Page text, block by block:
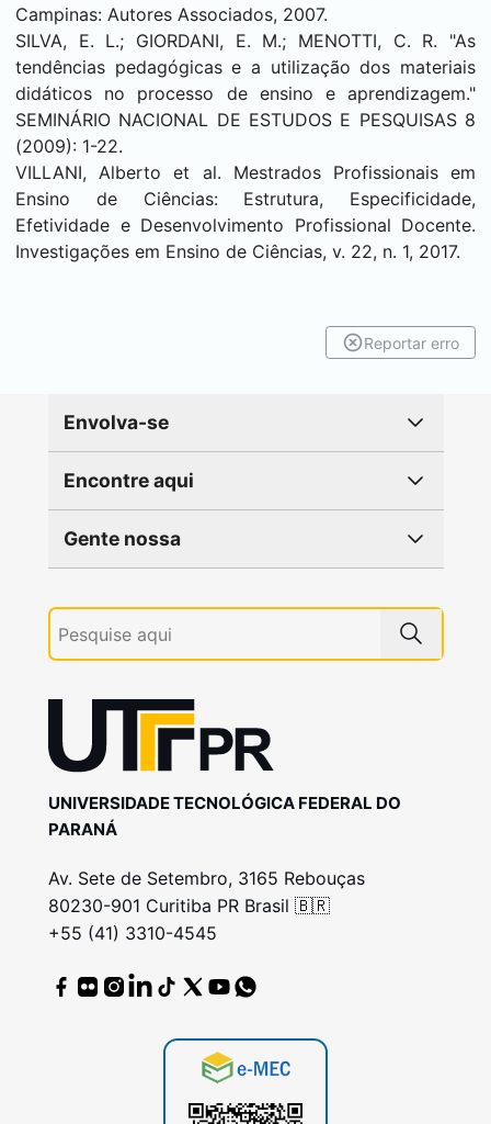
Campinas: Autores Associados, 2007.
SILVA, E. L.; GIORDANI, E. M.; MENOTTI, C. R. "As
tendências pedagógicas e a utilização dos materiais
didáticos no processo de ensino e aprendizagem."
SEMINÁRIO NACIONAL DE ESTUDOS E PESQUISAS 8
(2009): 1-22.
VILLANI, Alberto et al. Mestrados Profissionais em
Ensino de Ciências: Estrutura, Especificidade,
Efetividade e Desenvolvimento Profissional Docente.
Investigações em Ensino de Ciências, v. 22, n. 1, 2017.
Reportar erro
Envolva-se
Encontre aqui
Gente nossa
UNIVERSIDADE TECNOLÓGICA FEDERAL DO
PARANÁ
Av. Sete de Setembro, 3165 Rebouças
80230-901 Curitiba PR Brasil 🇧🇷
+55 (41) 3310-4545